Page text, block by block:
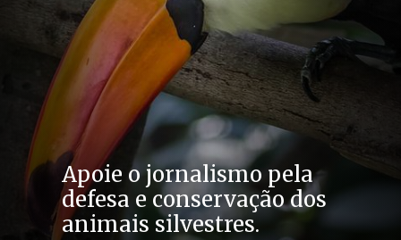
Apoie o jornalismo pela
defesa e conservação dos
animais silvestres.